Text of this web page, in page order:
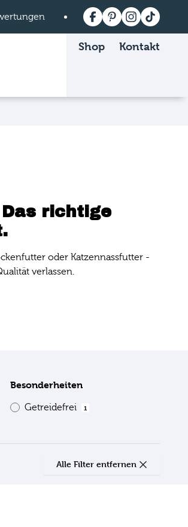
Versandkostenfrei
mera page.
Shop Kontakt
richtige
oder Katzennassfutter -
verlassen.
Besonderheiten
Getreidefrei 1
Alle Filter entfernen